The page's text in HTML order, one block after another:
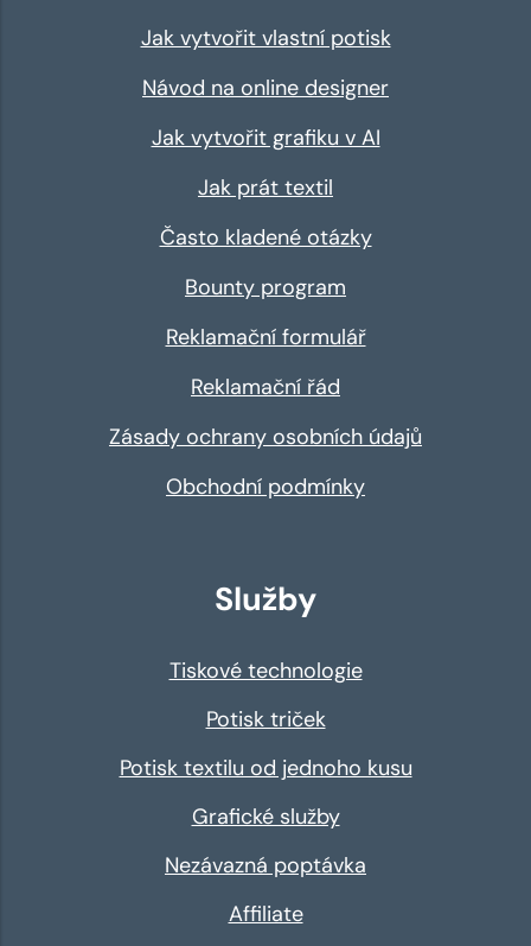
Jak vytvořit vlastní potisk
Návod na online designer
Jak vytvořit grafiku v AI
Jak prát textil
Často kladené otázky
Bounty program
Reklamační formulář
Reklamační řád
Zásady ochrany osobních údajů
Obchodní podmínky
Služby
Tiskové technologie
Potisk triček
Potisk textilu od jednoho kusu
Grafické služby
Nezávazná poptávka
Affiliate